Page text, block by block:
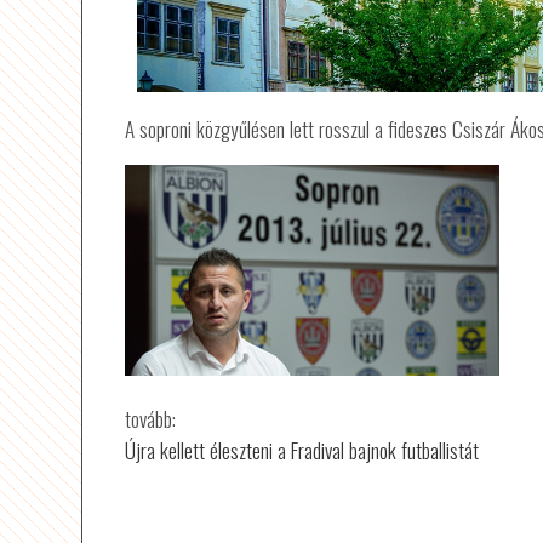
A soproni közgyűlésen lett rosszul a fideszes Csiszár
tovább:
Újra kellett éleszteni a Fradival bajnok futballistát